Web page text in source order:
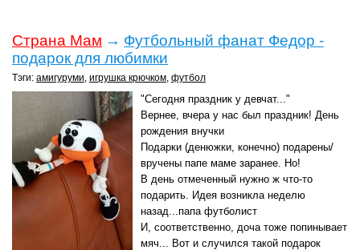
Страна Мам → Футбольный фанат Федор -
подарок для любимки
Тэги: амигуруми, игрушка крючком, футбол
"Сегодня праздник у девчат..."
Вернее, вчера у нас был праздник! День
рождения внучки
Подарки (денюжки, конечно) подарены/
вручены папе маме заранее. Но!
В день отмеченный нужно ж что-то
подарить. Идея возникла неделю
назад...папа футболист
И, соответственно, доча тоже попинывает
мяч... Вот и случился такой подарок